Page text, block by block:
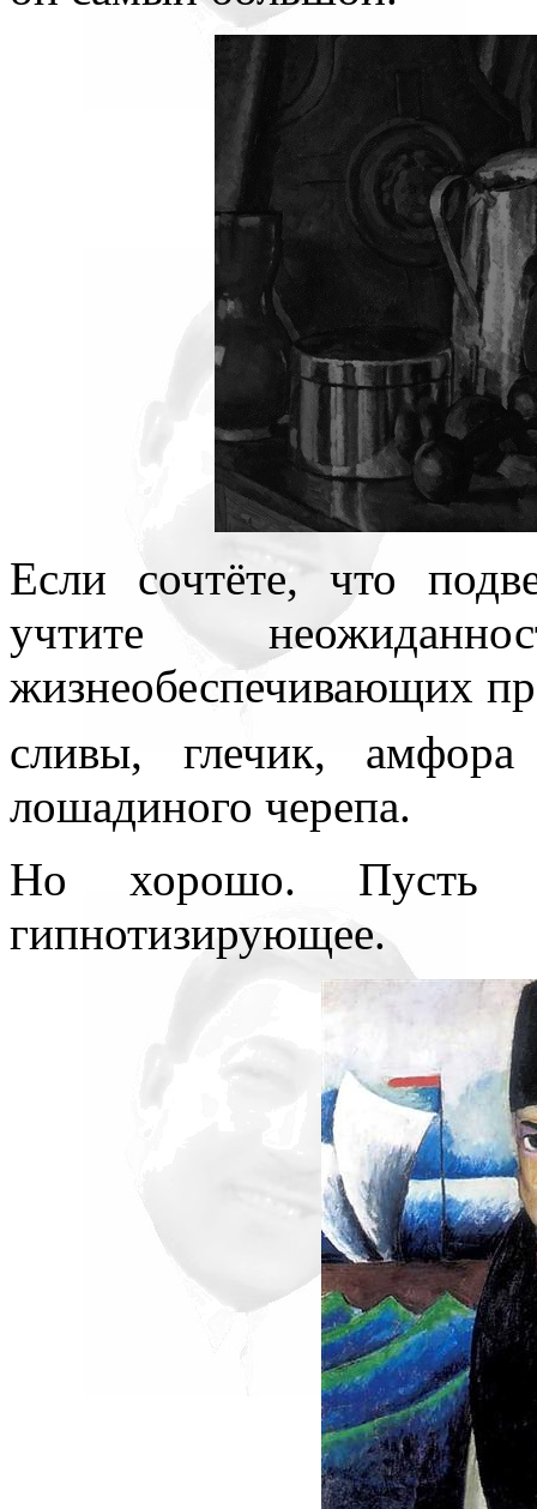
Если сочтёте, что
учтите
жизнеобеспечивающих
сливы, глечик,
лошадиного черепа.
Но хорошо. Пусть
гипнотизирующее.